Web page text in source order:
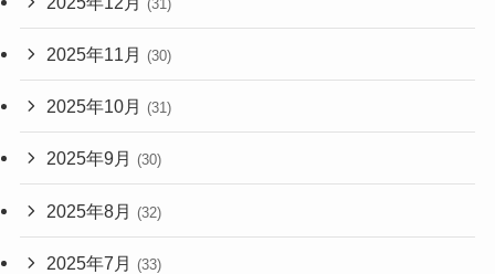
(31)
2025年11月 (30)
2025年10月 (31)
2025年9月 (30)
2025年8月 (32)
2025年7月 (33)